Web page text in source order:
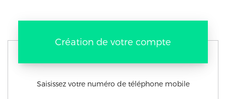
Création de votre compte
Saisissez votre numéro de téléphone mobile